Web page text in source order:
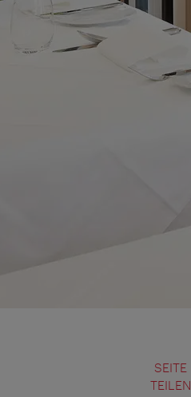
SEITE
TEILEN